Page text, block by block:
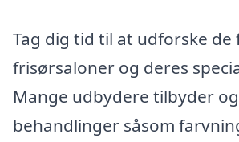
Tag dig tid til at udforske de
frisørsaloner og deres
Mange udbydere tilbyder
behandlinger såsom